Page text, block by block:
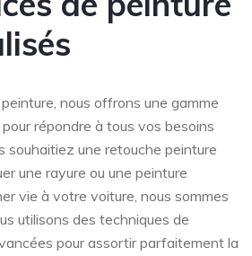
nous offrons une gamme
répondre à tous vos besoins
souhaitiez une retouche peinture
une rayure ou une peinture
vie à votre voiture, nous sommes
utilisons des techniques de
pour assortir parfaitement la